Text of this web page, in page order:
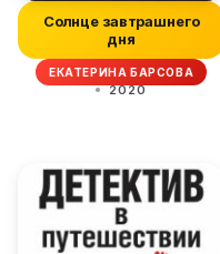
Солнце завтрашнего
дня
ЕКАТЕРИНА БАРСОВА
2020